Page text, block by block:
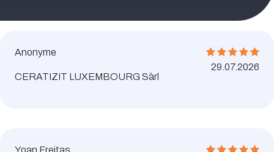
Anonyme
CERATIZIT LUXEMBOURG Sàrl
29.07.2026
Yoan Freitas